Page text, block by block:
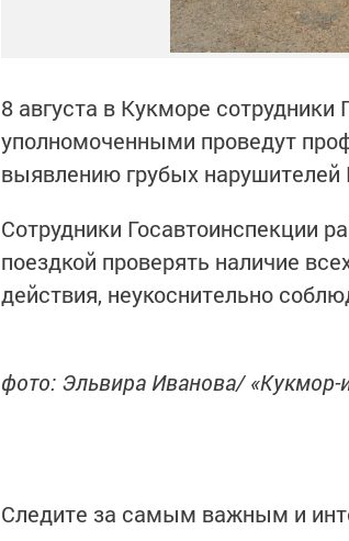
8 августа в Кукморе
уполномоченными проведут
выявлению грубых
Сотрудники Госавтоинспекции
поездкой проверять наличие
действия, неукоснительно
фото: Эльвира Иванова/
Следите за самым важным и